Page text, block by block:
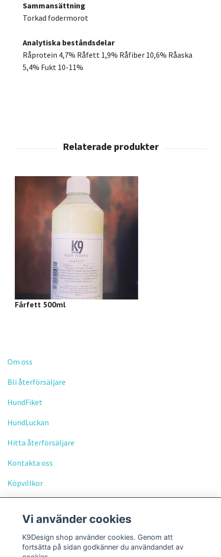
Om oss
Bli återförsäljare
HundFiket
HundLuckan
Hitta återförsäljare
Kontakta oss
Köpvillkor
Sammansättning
Torkad fodermorot
Analytiska beståndsdelar
Råprotein 4,7% Råfett 1,9% Råfiber 10,6% Råaska
5,4% Fukt 10-11%
Fårfett 500ml
Sociala medier
Vi använder cookies
K9Design shop använder cookies. Genom att
fortsätta på sidan godkänner du användandet av